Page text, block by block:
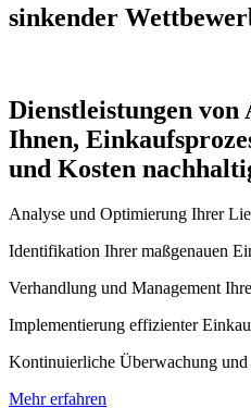
sinkender
Dienstleistungen
Ihnen,
und Kosten
Analyse und Optimierung Ihrer
Identifikation Ihrer maßgenauen
Verhandlung und Management
Implementierung effizienter
Kontinuierliche Überwachung und
Mehr erfahren